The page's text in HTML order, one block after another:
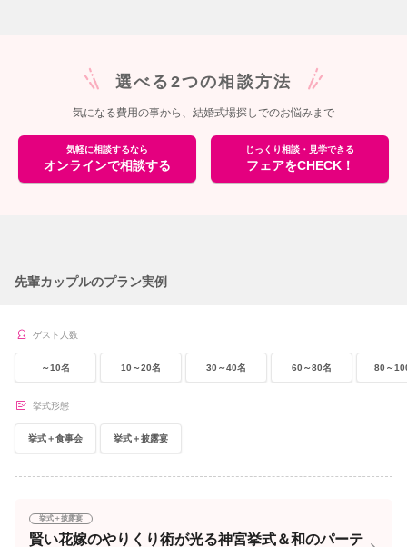
選べる2つの相談方法
気になる費用の事から、結婚式場探しでのお悩みまで
気軽に相談するなら
オンラインで相談する
じっくり相談・見学できる
フェアをCHECK！
先輩カップルのプラン実例
ゲスト人数
～10名 10～20名 30～40名 60～80名 80～
挙式形態
挙式＋食事会 挙式＋披露宴
挙式＋披露宴
賢い花嫁のやりくり術が光る神宮挙式＆和のパーテ